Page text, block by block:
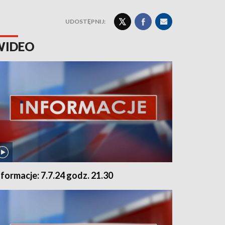
UDOSTĘPNIJ:
7.7.24 godz. 21.30